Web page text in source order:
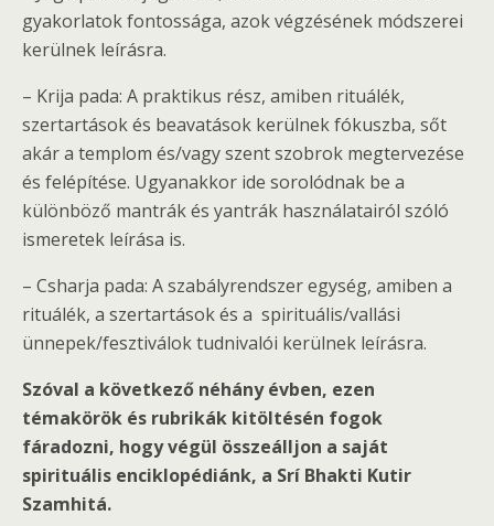
gyakorlatok fontossága, azok végzésének módszerei
kerülnek leírásra.
– Krija pada: A praktikus rész, amiben rituálék,
szertartások és beavatások kerülnek fókuszba, sőt
akár a templom és/vagy szent szobrok megtervezése
és felépítése. Ugyanakkor ide sorolódnak be a
különböző mantrák és yantrák használatairól szóló
ismeretek leírása is.
– Csharja pada: A szabályrendszer egység, amiben a
rituálék, a szertartások és a spirituális/vallási
ünnepek/fesztiválok tudnivalói kerülnek leírásra.
Szóval a következő néhány évben, ezen
témakörök és rubrikák kitöltésén fogok
fáradozni, hogy végül összeálljon a saját
spirituális enciklopédiánk, a Srí Bhakti Kutir
Szamhitá.